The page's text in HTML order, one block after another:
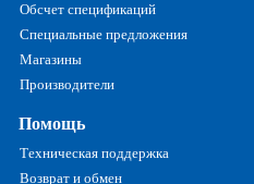
Обсчет спецификаций
Специальные предложения
Магазины
Производители
Помощь
Техническая поддержка
Возврат и обмен